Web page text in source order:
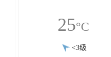
25°C
<3级